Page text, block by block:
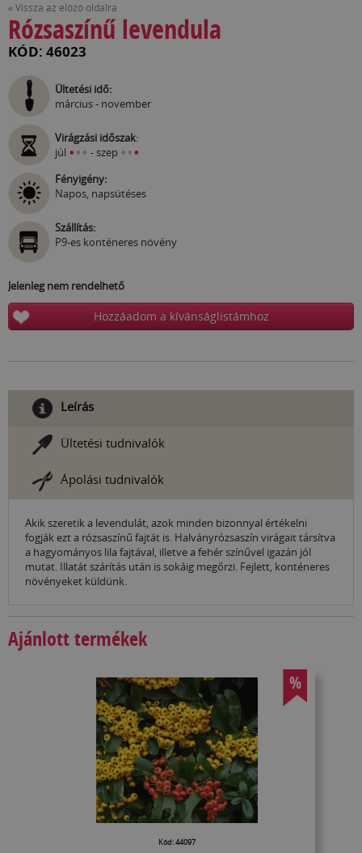
« Vissza az előző oldalra
Rózsaszínű levendula
KÓD: 46023
Ültetési idő:
március - november
Virágzási időszak:
júl ••• - szep •••
Fényigény:
Napos, napsütéses
Szállítás:
P9-es konténeres növény
Jelenleg nem rendelhető
Hozzáadom a kívánságlistámhoz
Leírás
Ültetési tudnivalók
Ápolási tudnivalók
Akik szeretik a levendulát, azok minden bizonnyal értékelni
fogják ezt a rózsaszínű fajtát is. Halványrózsaszín virágait társítva
a hagyományos lila fajtával, illetve a fehér színűvel igazán jól
mutat. Illatát szárítás után is sokáig megőrzi. Fejlett, konténeres
növényeket küldünk.
Ajánlott termékek
%
Kód: 44097